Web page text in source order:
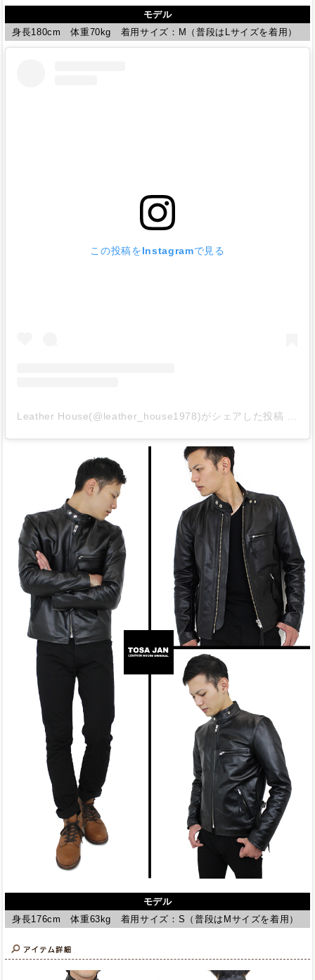
モデル
身長180cm 体重70kg 着用サイズ：M（普段はLサイズを着用）
この投稿をInstagramで見る
Leather House(@leather_house1978)がシェアした投稿
モデル
身長176cm 体重63kg 着用サイズ：S（普段はMサイズを着用）